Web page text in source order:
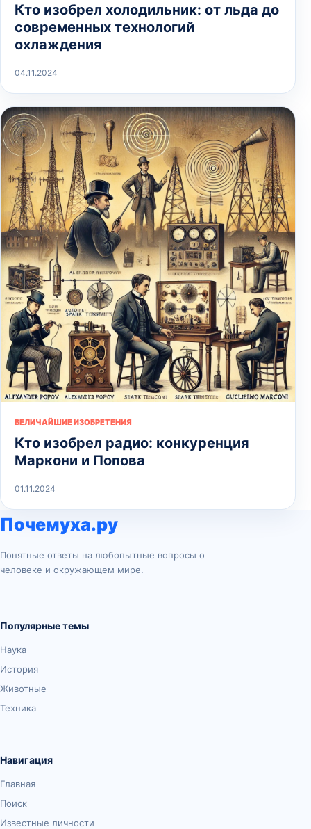
Кто изобрел холодильник: от льда до
современных технологий
охлаждения
04.11.2024
ВЕЛИЧАЙШИЕ ИЗОБРЕТЕНИЯ
Кто изобрел радио: конкуренция
Маркони и Попова
01.11.2024
Почемуха.ру
Понятные ответы на любопытные вопросы о
человеке и окружающем мире.
Популярные темы
Наука
История
Животные
Техника
Навигация
Главная
Поиск
Известные личности